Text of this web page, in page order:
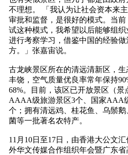
不理想。 「我认为让社会资本来
审批和监督，是很好的模式。当
试这种模式，我希望以后能够组
进行考察学习，借鉴中国的经验
方。」张嘉宙说。
古龙峡景区所在的清远清新区，
丰饶，空气质量优良率常年保持
68%。目前，该区已开放景区（景
AAAA级旅游景区3个、国家AAA
个；拥有清远鸡、桂花鱼、乌鬃
菌等一批著名农特产。
11月10日至17日，由香港大公文
外华文传媒合作组织年会暨广东